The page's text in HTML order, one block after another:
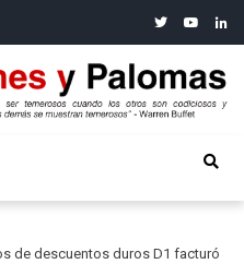
twitteryoutube
Palomas
de descuentos duros D1 facturó